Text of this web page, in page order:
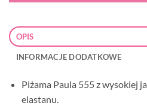
OPIS
INFORMACJE DODATKOWE
Piżama Paula 555 z wysokiej
elastanu.